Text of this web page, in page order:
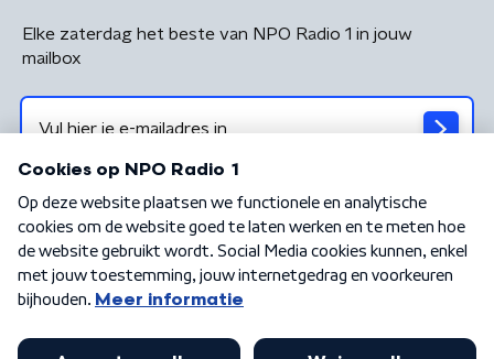
Elke zaterdag het beste van NPO Radio 1 in jouw
mailbox
Algemene voorwaarden